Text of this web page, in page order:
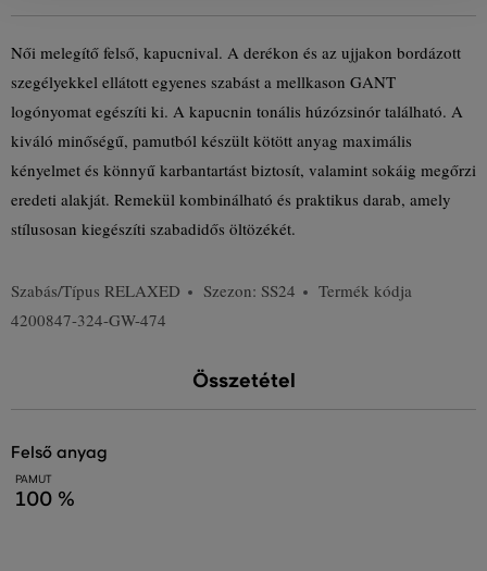
Női melegítő felső, kapucnival. A derékon és az ujjakon bordázott
szegélyekkel ellátott egyenes szabást a mellkason GANT
logónyomat egészíti ki. A kapucnin tonális húzózsinór található. A
kiváló minőségű, pamutból készült kötött anyag maximális
kényelmet és könnyű karbantartást biztosít, valamint sokáig megőrzi
eredeti alakját. Remekül kombinálható és praktikus darab, amely
stílusosan kiegészíti szabadidős öltözékét.
Szabás/Típus RELAXED Szezon: SS24
Termék kódja
4200847-324-GW-474
Összetétel
felső anyag
PAMUT
100 %